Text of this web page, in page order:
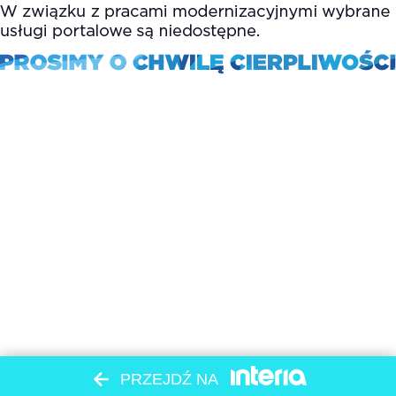
PRZEJDŹ NA